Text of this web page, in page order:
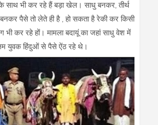
साथ भी कर रहे हैं बड़ा खेल। साधु बनकर, तीर्थ
बनकर पैसे तो लेते ही है , हो सकता है रेकी कर किसी
भी कर रहे हों। मामला बदायूं का जहां साधु वेश में
युवक हिंदुओं से पैसे ऐंठ रहे थे।